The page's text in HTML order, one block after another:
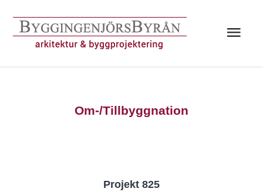
innehåll
Om-/Tillbyggnation
Projekt 825